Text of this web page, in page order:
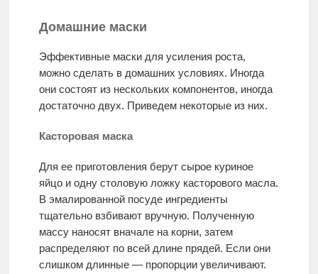
Домашние маски
Эффективные маски для усиления роста,
можно сделать в домашних условиях. Иногда
они состоят из нескольких компонентов, иногда
достаточно двух. Приведем некоторые из них.
Касторовая маска
Для ее приготовления берут сырое куриное
яйцо и одну столовую ложку касторового масла.
В эмалированной посуде ингредиенты
тщательно взбивают вручную. Полученную
массу наносят вначале на корни, затем
распределяют по всей длине прядей. Если они
слишком длинные — пропорции увеличивают.